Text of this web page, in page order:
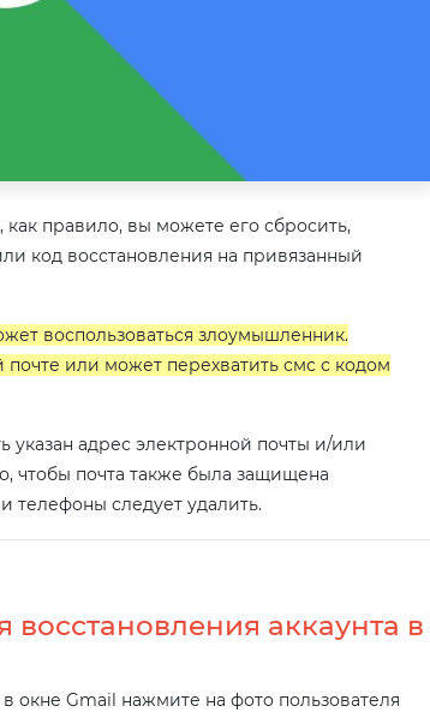
как правило, вы можете его сбросить,
код восстановления на привязанный
воспользоваться злоумышленник.
или может перехватить смс с кодом
указан адрес электронной почты и/или
чтобы почта также была защищена
телефоны следует удалить.
аккаунта в
окне Gmail нажмите на фото пользователя